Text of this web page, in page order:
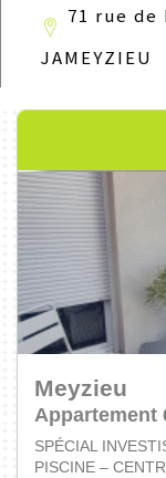
71 rue de
JAMEYZIEU
Pont-De-
Maison 82 m²
Votre AGENCE
de 81,34 m² (Lot